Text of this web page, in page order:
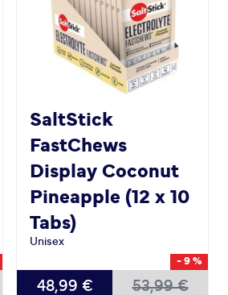
- 9 %
SaltStick
FastChews
Display Coconut
Pineapple (12 x 10
Tabs)
Unisex
48,99 € 53,99 €